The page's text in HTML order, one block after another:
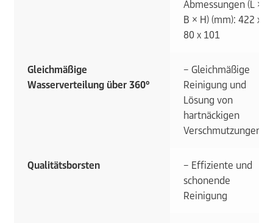
Abmessungen (L ×
B × H) (mm): 422 x
80 x 101
Gleichmäßige
Wasserverteilung über 360°
– Gleichmäßige
Reinigung und
Lösung von
hartnäckigen
Verschmutzungen.
Qualitätsborsten
– Effiziente und
schonende
Reinigung